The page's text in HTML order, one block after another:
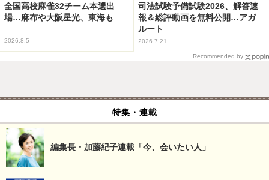
全国高校麻雀32チーム本選出
場…麻布や大阪星光、東海も
2026.8.5
司法試験予備試験2026、解答速
報＆総評動画を無料公開…アガ
ルート
2026.7.21
Recommended by
特集・連載
編集長・加藤紀子連載「今、会いたい人」